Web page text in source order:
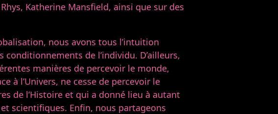
Katherine Mansfield, ainsi que sur des
nous avons tous l’intuition
de l’individu. D’ailleurs,
manières de percevoir le monde,
à l’Univers, ne cesse de percevoir le
de l’Histoire et qui a donné lieu à autant
scientifiques. Enfin, nous partageons